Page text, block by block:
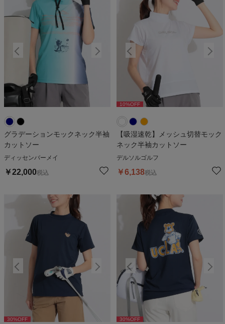
グラデーションモックネック半袖
カットソー
ディッセンバーメイ
￥22,000税込
10 %OFF 10%OFF
【吸湿速乾】メッシュ切替モック
ネック半袖カットソー
デルソルゴルフ
￥6,138税込
30%OFF %OFF
30%OFF 30%OFF